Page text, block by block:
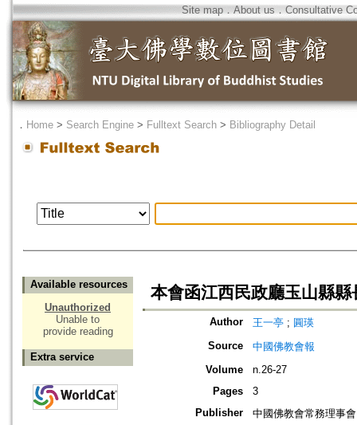
Site map．About us ． Consultative
． Home > Search Engine > Fulltext Search > Bibliography Detail
Available resources
Unauthorized
Unable to
provide reading
Extra service
本會函江西民政廳玉山縣
Author 王一亭 ; 圓瑛
Source
中國佛教會報
Volume
n.26-27
Pages
3
Publisher
中國佛教會常務理事會